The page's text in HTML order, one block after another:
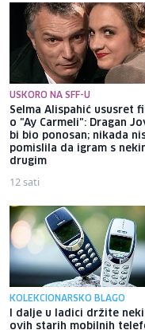
USKORO NA SFF-U
Selma Alispahić ususret
o "Ay Carmeli": Dragan
bi bio ponosan; nikada
pomislila da igram s
drugim
12 sati
KOLEKCIONARSKO BLAGO
I dalje u ladici držite
ovih starih mobilnih